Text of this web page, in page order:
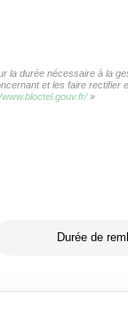
durée nécessaire à la
et les faire rectifier
»
Durée de